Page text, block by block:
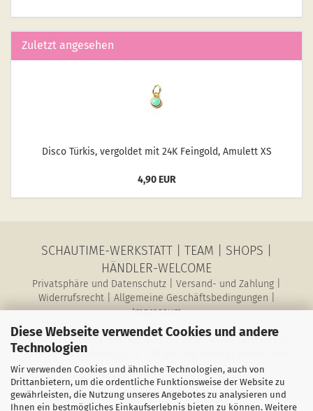
Diese Webseite verwendet Cookies und andere
Technologien
Wir verwenden Cookies und ähnliche Technologien, auch von
Drittanbietern, um die ordentliche Funktionsweise der Website zu
gewährleisten, die Nutzung unseres Angebotes zu analysieren und
Ihnen ein bestmögliches Einkaufserlebnis bieten zu können. Weitere
Zuletzt angesehen
Disco Tür­kis, ver­gol­det mit 24K Fein­gold, Amu­lett XS
4,90 EUR
SCHAUTIME-WERKSTATT TEAM SHOPS
HÄNDLER-WELCOME
Privatsphäre und Datenschutz Versand- und Zahlung
Widerrufsrecht| Allgemeine Geschäftsbedingungen
Impressum
SchauTime Conni Jeschke, Barbarastr. 27, 40764 Langenfeld
Montag bis Donnerstag 10 - 15 Uhr und Freitags gerne nach
Vereinbarung
E-Mail: magazin@schau-time.de • Telefon: 02173-3946730 •
Mobil: 01578-6387198 • Fax: 02173-1068796